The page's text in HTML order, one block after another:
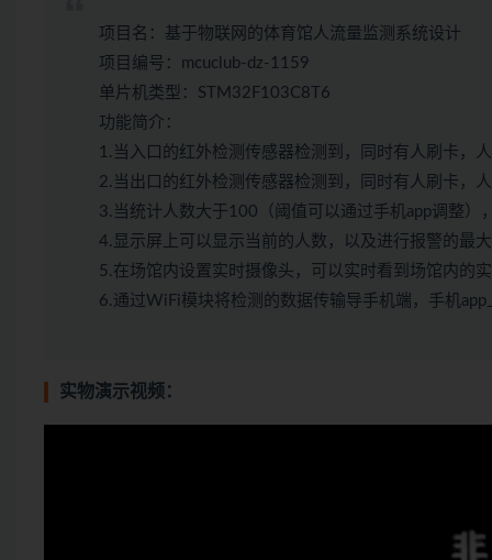
项目名：基于物联网的体育馆人流量监测系统设计
项目编号：mcuclub-dz-1159
单片机类型：STM32F103C8T6
功能简介：
1.当入口的红外检测传感器检测到，同时有人刷卡，
2.当出口的红外检测传感器检测到，同时有人刷卡，
3.当统计人数大于100（阈值可以通过手机app调整）
4.显示屏上可以显示当前的人数，以及进行报警的最
5.在场馆内设置实时摄像头，可以实时看到场馆内的
6.通过WiFi模块将检测的数据传输导手机端，手机
实物演示视频：